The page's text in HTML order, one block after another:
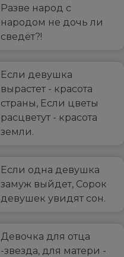
Разве народ с
народом не дочь ли
сведёт?!
Если девушка
вырастет - красота
страны, Если цветы
расцветут - красота
земли.
Если одна девушка
замуж выйдет, Сорок
девушек увидят сон.
Девочка для отца
-звезда, для матери -